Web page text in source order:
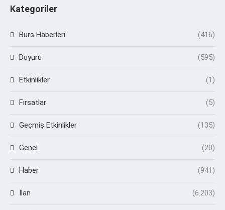
Kategoriler
Burs Haberleri (416)
Duyuru (595)
Etkinlikler (1)
Fırsatlar (5)
Geçmiş Etkinlikler (135)
Genel (20)
Haber (941)
İlan (6.203)